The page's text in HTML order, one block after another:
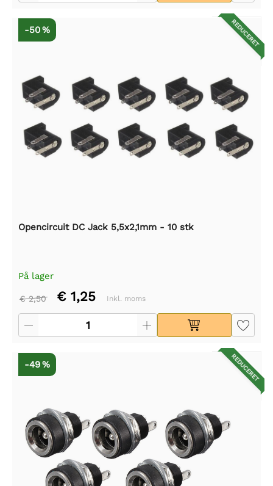
REDUCERET
-50 %
Opencircuit DC Jack 5,5x2,1mm - 10 stk
På lager
€ 2,50 € 1,25 Inkl. moms
REDUCERET
-49 %